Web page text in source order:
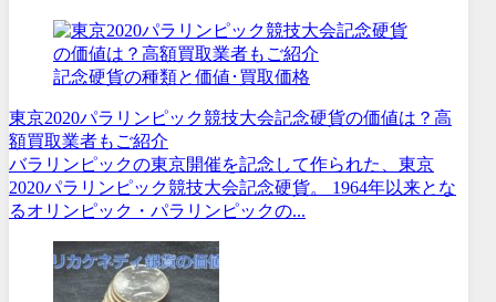
記念硬貨の種類と価値･買取価格
東京2020パラリンピック競技大会記念硬貨の価値は？高
額買取業者もご紹介
バラリンピックの東京開催を記念して作られた、東京
2020パラリンピック競技大会記念硬貨。 1964年以来とな
るオリンピック・パラリンピックの...